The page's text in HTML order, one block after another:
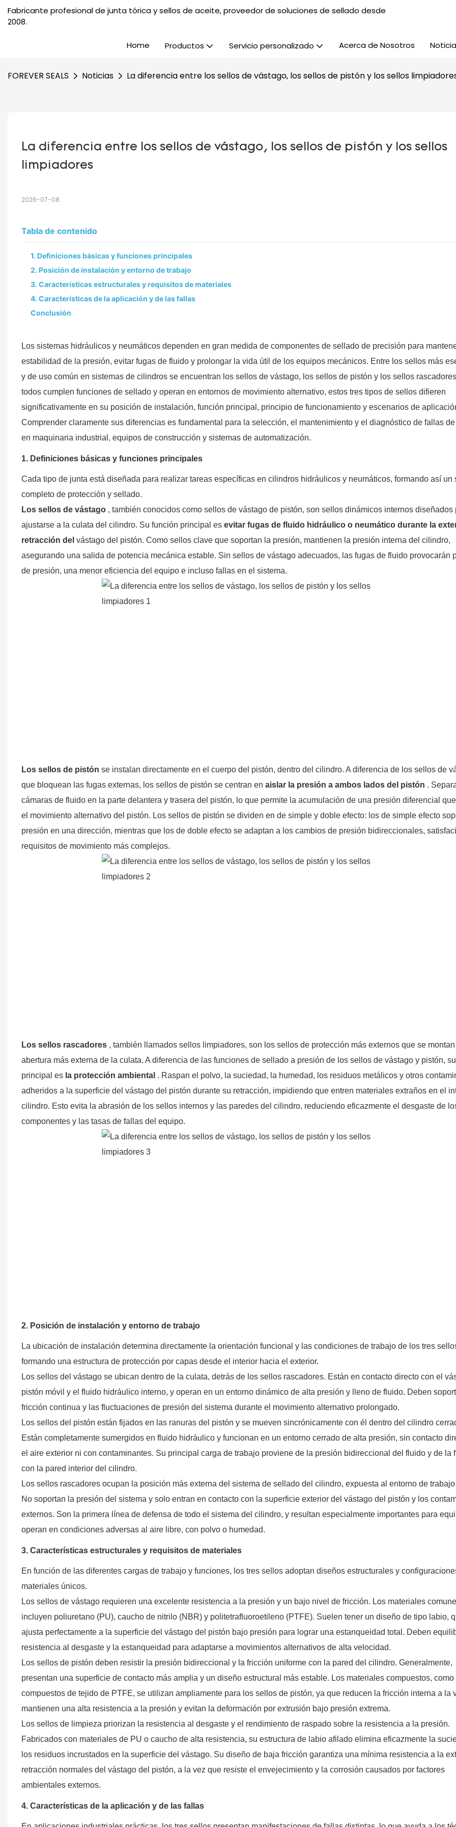
Fabricante profesional de junta tórica y sellos de aceite, proveedor de soluciones de sellado desde
2008.
Home Productos Servicio personalizado Acerca de Nosotros
FOREVER SEALS Noticias La diferencia entre los sellos de vástago, los sellos de pistón y los sellos
La diferencia entre los sellos de vástago, los sellos de pistón y los sellos
limpiadores
2026-07-08
Tabla de contenido
1. Definiciones básicas y funciones principales
2. Posición de instalación y entorno de trabajo
3. Características estructurales y requisitos de materiales
4. Características de la aplicación y de las fallas
Conclusión
Los sistemas hidráulicos y neumáticos dependen en gran medida de componentes de sellado de precisión para
estabilidad de la presión, evitar fugas de fluido y prolongar la vida útil de los equipos mecánicos. Entre los sellos más
y de uso común en sistemas de cilindros se encuentran los sellos de vástago, los sellos de pistón y los sellos
todos cumplen funciones de sellado y operan en entornos de movimiento alternativo, estos tres tipos de sellos difieren
significativamente en su posición de instalación, función principal, principio de funcionamiento y escenarios de
Comprender claramente sus diferencias es fundamental para la selección, el mantenimiento y el diagnóstico de fallas
en maquinaria industrial, equipos de construcción y sistemas de automatización.
1. Definiciones básicas y funciones principales
Cada tipo de junta está diseñada para realizar tareas específicas en cilindros hidráulicos y neumáticos, formando así un
completo de protección y sellado.
Los sellos de vástago, también conocidos como sellos de vástago de pistón, son sellos dinámicos internos diseñados
ajustarse a la culata del cilindro. Su función principal es evitar fugas de fluido hidráulico o neumático durante la
retracción del vástago del pistón. Como sellos clave que soportan la presión, mantienen la presión interna del cilindro,
asegurando una salida de potencia mecánica estable. Sin sellos de vástago adecuados, las fugas de fluido provocarán
de presión, una menor eficiencia del equipo e incluso fallas en el sistema.
Los sellos de pistón se instalan directamente en el cuerpo del pistón, dentro del cilindro. A diferencia de los sellos de
que bloquean las fugas externas, los sellos de pistón se centran en aislar la presión a ambos lados del pistón .
cámaras de fluido en la parte delantera y trasera del pistón, lo que permite la acumulación de una presión diferencial
el movimiento alternativo del pistón. Los sellos de pistón se dividen en de simple y doble efecto: los de simple efecto
presión en una dirección, mientras que los de doble efecto se adaptan a los cambios de presión bidireccionales,
requisitos de movimiento más complejos.
Los sellos rascadores, también llamados sellos limpiadores, son los sellos de protección más externos que se
abertura más externa de la culata. A diferencia de las funciones de sellado a presión de los sellos de vástago y pistón,
principal es la protección ambiental . Raspan el polvo, la suciedad, la humedad, los residuos metálicos y otros
adheridos a la superficie del vástago del pistón durante su retracción, impidiendo que entren materiales extraños en el
cilindro. Esto evita la abrasión de los sellos internos y las paredes del cilindro, reduciendo eficazmente el desgaste de
componentes y las tasas de fallas del equipo.
2. Posición de instalación y entorno de trabajo
La ubicación de instalación determina directamente la orientación funcional y las condiciones de trabajo de los tres
formando una estructura de protección por capas desde el interior hacia el exterior.
Los sellos del vástago se ubican dentro de la culata, detrás de los sellos rascadores. Están en contacto directo con el
pistón móvil y el fluido hidráulico interno, y operan en un entorno dinámico de alta presión y lleno de fluido. Deben
fricción continua y las fluctuaciones de presión del sistema durante el movimiento alternativo prolongado.
Los sellos del pistón están fijados en las ranuras del pistón y se mueven sincrónicamente con él dentro del cilindro
Están completamente sumergidos en fluido hidráulico y funcionan en un entorno cerrado de alta presión, sin contacto
el aire exterior ni con contaminantes. Su principal carga de trabajo proviene de la presión bidireccional del fluido y de la
con la pared interior del cilindro.
Los sellos rascadores ocupan la posición más externa del sistema de sellado del cilindro, expuesta al entorno de
No soportan la presión del sistema y solo entran en contacto con la superficie exterior del vástago del pistón y los
externos. Son la primera línea de defensa de todo el sistema del cilindro, y resultan especialmente importantes para
operan en condiciones adversas al aire libre, con polvo o humedad.
3. Características estructurales y requisitos de materiales
En función de las diferentes cargas de trabajo y funciones, los tres sellos adoptan diseños estructurales y
materiales únicos.
Los sellos de vástago requieren una excelente resistencia a la presión y un bajo nivel de fricción. Los materiales
incluyen poliuretano (PU), caucho de nitrilo (NBR) y politetrafluoroetileno (PTFE). Suelen tener un diseño de tipo labio,
ajusta perfectamente a la superficie del vástago del pistón bajo presión para lograr una estanqueidad total. Deben
resistencia al desgaste y la estanqueidad para adaptarse a movimientos alternativos de alta velocidad.
Los sellos de pistón deben resistir la presión bidireccional y la fricción uniforme con la pared del cilindro. Generalmente,
presentan una superficie de contacto más amplia y un diseño estructural más estable. Los materiales compuestos, como
compuestos de tejido de PTFE, se utilizan ampliamente para los sellos de pistón, ya que reducen la fricción interna a la
mantienen una alta resistencia a la presión y evitan la deformación por extrusión bajo presión extrema.
Los sellos de limpieza priorizan la resistencia al desgaste y el rendimiento de raspado sobre la resistencia a la presión.
Fabricados con materiales de PU o caucho de alta resistencia, su estructura de labio afilado elimina eficazmente la
los residuos incrustados en la superficie del vástago. Su diseño de baja fricción garantiza una mínima resistencia a la
retracción normales del vástago del pistón, a la vez que resiste el envejecimiento y la corrosión causados ​​por factores
ambientales externos.
4. Características de la aplicación y de las fallas